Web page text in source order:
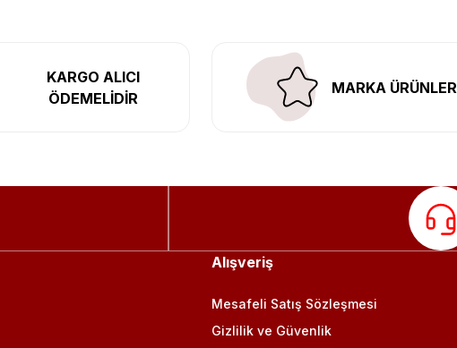
KARGO ALICI
ÖDEMELİDİR
MARKA ÜRÜNLER
Alışveriş
Mesafeli Satış Sözleşmesi
Gizlilik ve Güvenlik